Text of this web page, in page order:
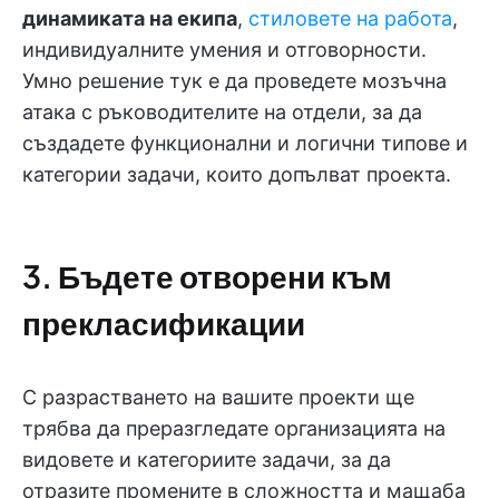
динамиката на екипа, стиловете на работа,
индивидуалните умения и отговорности.
Умно решение тук е да проведете мозъчна
атака с ръководителите на отдели, за да
създадете функционални и логични типове и
категории задачи, които допълват проекта.
3. Бъдете отворени към
прекласификации
С разрастването на вашите проекти ще
трябва да преразгледате организацията на
видовете и категориите задачи, за да
отразите промените в сложността и мащаба